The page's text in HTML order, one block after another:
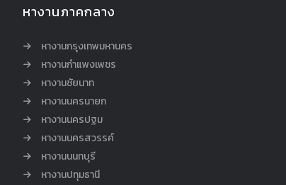
หางานภาคกลาง
หางานกรุงเทพมหานคร
หางานกำแพงเพชร
หางานชัยนาท
หางานนครนายก
หางานนครปฐม
หางานนครสวรรค์
หางานนนทบุรี
หางานปทุมธานี